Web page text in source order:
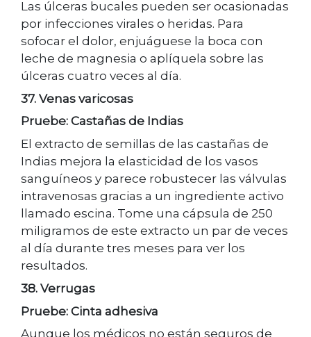
Las úlceras bucales pueden ser ocasionadas
por infecciones virales o heridas. Para
sofocar el dolor, enjuáguese la boca con
leche de magnesia o aplíquela sobre las
úlceras cuatro veces al día.
37. Venas varicosas
Pruebe: Castañas de Indias
El extracto de semillas de las castañas de
Indias mejora la elasticidad de los vasos
sanguíneos y parece robustecer las válvulas
intravenosas gracias a un ingrediente activo
llamado escina. Tome una cápsula de 250
miligramos de este extracto un par de veces
al día durante tres meses para ver los
resultados.
38. Verrugas
Pruebe: Cinta adhesiva
Aunque los médicos no están seguros de